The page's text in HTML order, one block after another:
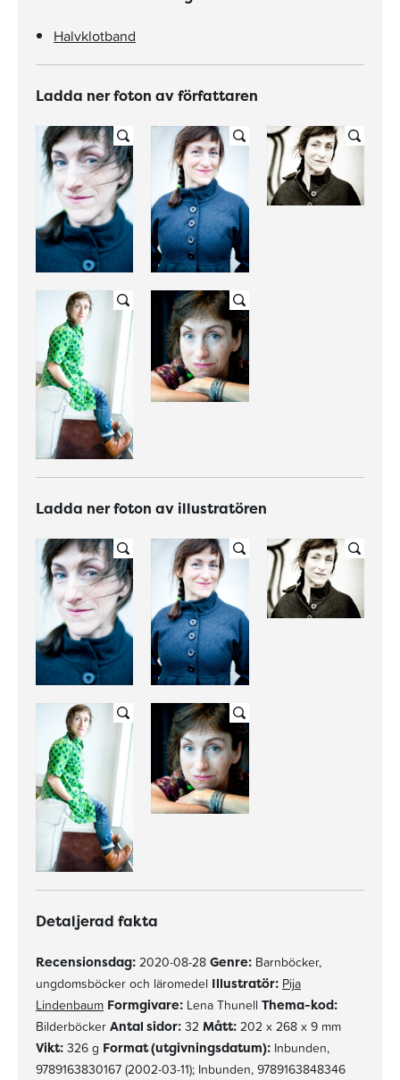
Halvklotband
Ladda ner foton av författaren
Ladda ner foton av illustratören
Detaljerad fakta
Recensionsdag: 2020-08-28 Genre: Barnböcker,
ungdomsböcker och läromedel Illustratör: Pija
Lindenbaum Formgivare: Lena Thunell Thema-kod:
Bilderböcker Antal sidor: 32 Mått: 202 x 268 x 9 mm
Vikt: 326 g Format (utgivningsdatum): Inbunden,
9789163830167 (2002-03-11); Inbunden, 9789163848346